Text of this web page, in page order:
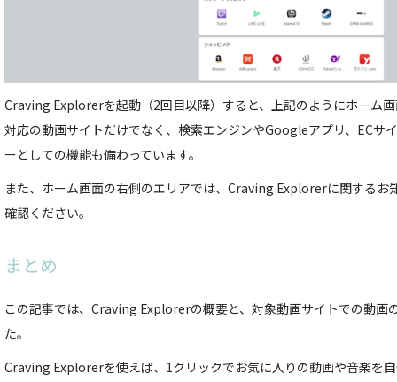
Craving Explorerを起動（2回目以降）すると、上記のようにホーム
対応の動画サイトだけでなく、検索エンジンやGoogleアプリ、ECサ
ーとしての機能も備わっています。
また、ホーム画面の右側のエリアでは、Craving Explorerに関するお
確認ください。
まとめ
この記事では、Craving Explorerの概要と、対象動画サイトでの動画
た。
Craving Explorerを使えば、1クリックでお気に入りの動画や音楽を